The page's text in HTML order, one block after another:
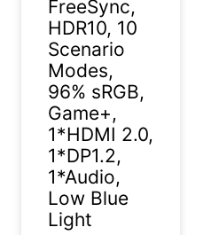
FreeSync,
HDR10, 10
Scenario
Modes,
96% sRGB,
Game+,
1*HDMI 2.0,
1*DP1.2,
1*Audio,
Low Blue
Light